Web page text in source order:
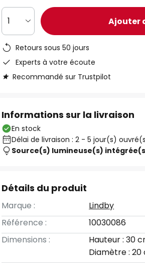
1 Ajouter
Retours sous 50 jours
Experts à votre écoute
Recommandé sur Trustpilot
Informations sur la livraison
En stock
Délai de livraison : 2 - 5 jour(s)
Source(s) lumineuse(s)
Détails du produit
Marque :
Lindby
Référence :
10030086
Dimensions :
Hauteur : 30
Diamètre : 20